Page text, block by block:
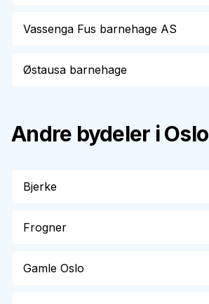
Vassenga Fus barnehage AS
Østausa barnehage
Andre bydeler i Oslo
Bjerke
Frogner
Gamle Oslo